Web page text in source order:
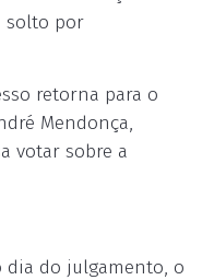
solto por
retorna para o
Mendonça,
votar sobre a
dia do julgamento, o